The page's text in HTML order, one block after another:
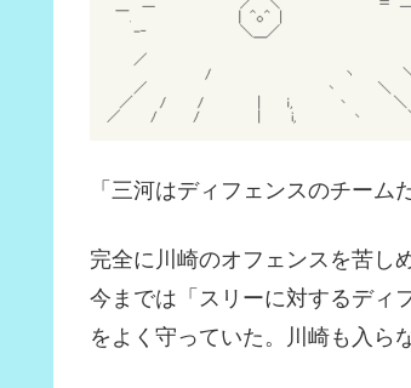
「三河はディフェンスのチーム
完全に川崎のオフェンスを苦し
今までは「スリーに対するディ
をよく守っていた。川崎も入ら